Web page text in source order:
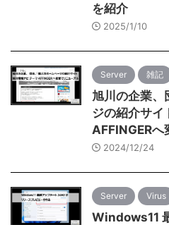
を紹介
2025/1/10
Server 雑記
旭川の企業、
ジの紹介サイ
AFFINGERへ
2024/12/24
Server Virus
Windows11